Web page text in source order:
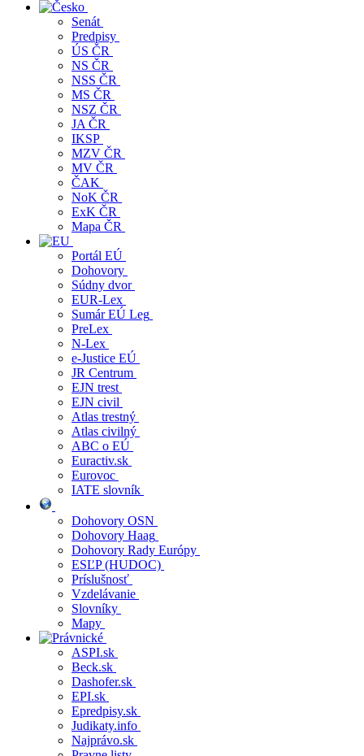
Senát
Predpisy
ÚS ČR
NS ČR
NSS ČR
MS ČR
NSZ ČR
JA ČR
IKSP
MZV ČR
MV ČR
ČAK
NoK ČR
ExK ČR
Mapa ČR
Portál EÚ
Dohovory
Súdny dvor
EUR-Lex
Sumár EÚ Leg
PreLex
N-Lex
e-Justice EÚ
JR Centrum
EJN trest
EJN civil
Atlas trestný
Atlas civilný
ABC o EÚ
Euractiv.sk
Eurovoc
IATE slovník
Dohovory OSN
Dohovory Haag
Dohovory Rady Európy
ESĽP (HUDOC)
Príslušnosť
Vzdelávanie
Slovníky
Mapy
ASPI.sk
Beck.sk
Dashofer.sk
EPI.sk
Epredpisy.sk
Judikaty.info
Najprávo.sk